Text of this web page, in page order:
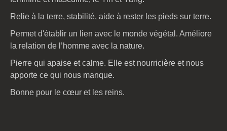
Relie à la terre, stabilité, aide à rester les pieds sur terre.
Permet d'établir un lien avec le monde végétal. Améliore
la relation de l’homme avec la nature.
Pierre qui apaise et calme. Elle est nourricière et nous
apporte ce qui nous manque.
Bonne pour le cœur et les reins.